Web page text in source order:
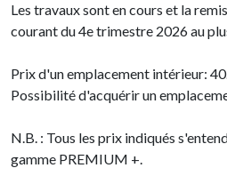
Les travaux sont en cours et la
courant du 4e trimestre 2026 au
Prix d'un emplacement intérieur:
Possibilité d'acquérir un
N.B. : Tous les prix indiqués
gamme PREMIUM +.